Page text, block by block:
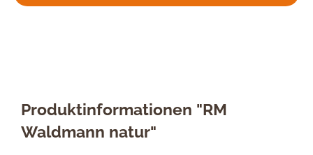
Produktinformationen "RM
Waldmann natur"